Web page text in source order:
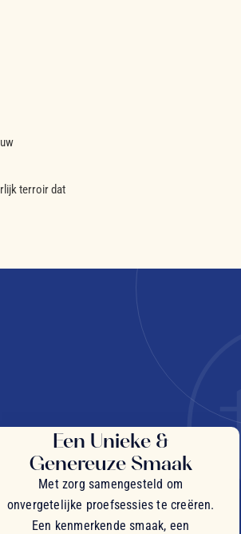
terroir dat
Een Unieke &
Genereuze Smaak
Met zorg samengesteld om
onvergetelijke proefsessies te creëren.
Een kenmerkende smaak, een